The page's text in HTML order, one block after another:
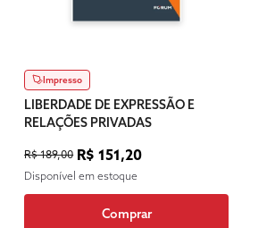
Impresso
LIBERDADE DE EXPRESSÃO E
RELAÇÕES PRIVADAS
R$ 189,00 R$ 151,20
Disponível em estoque
Comprar